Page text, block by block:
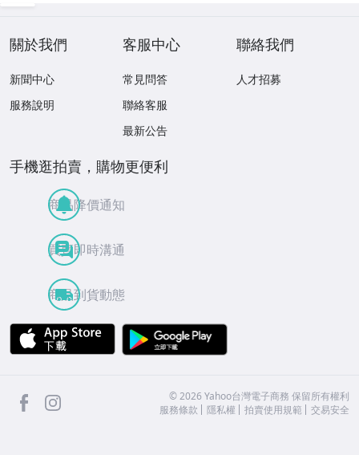
關於我們
新聞中心
服務說明
客服中心
常見問答
聯絡客服
最新公告
聯絡我們
人才招募
手機逛拍賣，購物更便利
商品降價通知
買賣即時溝通
商品到貨動態
APP Store
facebook ©2026 Yahoo台灣電子商務 保留所有權利
服務條款
隱私權 拍賣使用規範 交易安全